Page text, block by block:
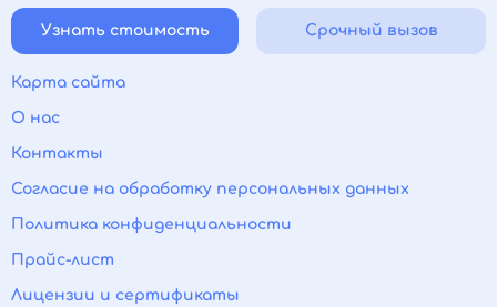
Узнать стоимость Срочный вызов
Карта сайта
О нас
Контакты
Согласие на обработку персональных данных
Политика конфиденциальности
Прайс-лист
Лицензии и сертификаты